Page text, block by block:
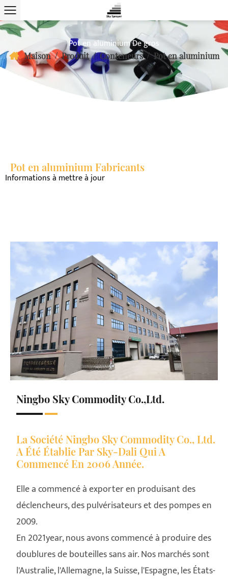
Pot en aluminium De gros
Maison / Produit / Conteneurs / Pot en aluminium
Pot en aluminium Fabricants
Informations à mettre à jour
Ningbo Sky Commodity Co.,Ltd.
La Société Ningbo Sky Commodity Co., Ltd.
A Été Établie Par Sky-Dali Qui A
Commencé En 2006 Année.
Elle a commencé à exporter en produisant des
déclencheurs, des pulvérisateurs et des pompes en
2009.
En 2021year, nous avons commencé à produire des
doublures de bouteilles sans air. Nos marchés sont
l'Australie, l'Allemagne, la Suisse, l'Espagne, les États-